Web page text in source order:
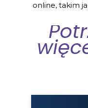
online, takim